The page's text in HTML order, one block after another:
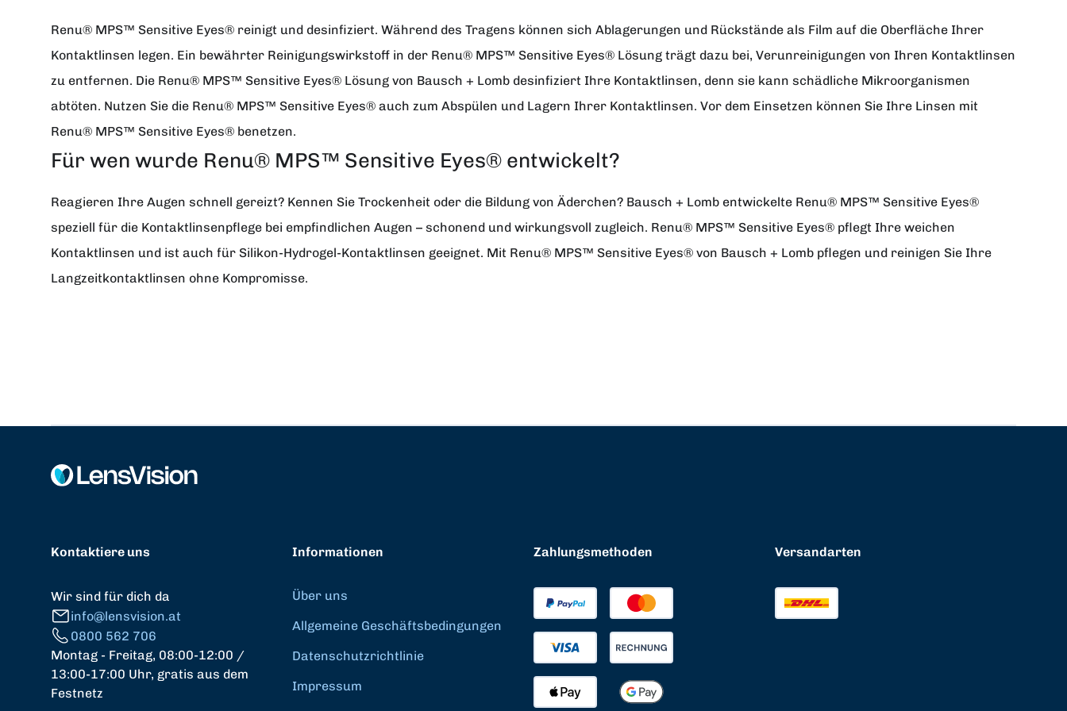
Renu® MPS™ Sensitive Eyes® reinigt und desinfiziert. Während des Tragens können sich Ablagerungen und Rückstände als Film auf die Oberfläche Ihrer
Kontaktlinsen legen. Ein bewährter Reinigungswirkstoff in der Renu® MPS™ Sensitive Eyes® Lösung trägt dazu bei, Verunreinigungen von Ihren Kontaktlinsen
zu entfernen. Die Renu® MPS™ Sensitive Eyes® Lösung von Bausch + Lomb desinfiziert Ihre Kontaktlinsen, denn sie kann schädliche Mikroorganismen
abtöten. Nutzen Sie die Renu® MPS™ Sensitive Eyes® auch zum Abspülen und Lagern Ihrer Kontaktlinsen. Vor dem Einsetzen können Sie Ihre Linsen mit
Renu® MPS™ Sensitive Eyes® benetzen.
Für wen wurde Renu® MPS™ Sensitive Eyes® entwickelt?
Reagieren Ihre Augen schnell gereizt? Kennen Sie Trockenheit oder die Bildung von Äderchen? Bausch + Lomb entwickelte Renu® MPS™ Sensitive Eyes®
speziell für die Kontaktlinsenpflege bei empfindlichen Augen – schonend und wirkungsvoll zugleich. Renu® MPS™ Sensitive Eyes® pflegt Ihre weichen
Kontaktlinsen und ist auch für Silikon-Hydrogel-Kontaktlinsen geeignet. Mit Renu® MPS™ Sensitive Eyes® von Bausch + Lomb pflegen und reinigen Sie Ihre
Langzeitkontaktlinsen ohne Kompromisse.
Kontaktiere uns
Wir sind für dich da
info@lensvision.at
0800 562 706
Montag - Freitag, 08:00-12:00 /
13:00-17:00 Uhr, gratis aus dem
Festnetz
Informationen
Über uns
Allgemeine Geschäftsbedingungen
Datenschutzrichtlinie
Impressum
Zahlungsmethoden Versandarten